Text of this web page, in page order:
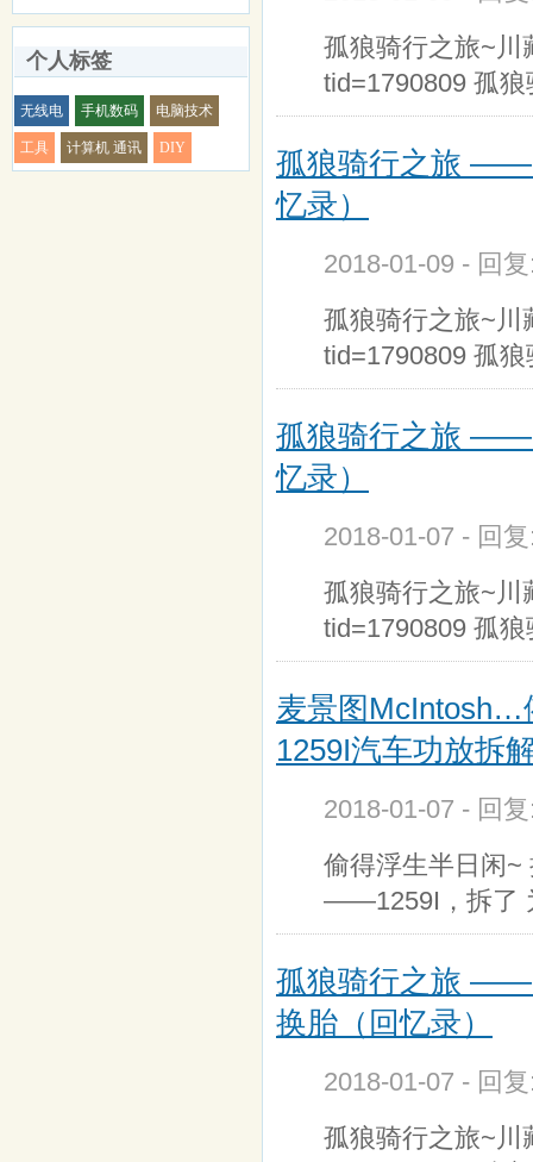
个人标签
无线电 手机数码 电脑技术
工具 计算机 通讯 DIY
孤狼骑行之旅~川
tid=1790809 孤
孤狼骑行之旅 ——
忆录）
2018-01-09 - 回
孤狼骑行之旅~川
tid=1790809 孤
孤狼骑行之旅 ——
忆录）
2018-01-07 - 回
孤狼骑行之旅~川
tid=1790809 孤
麦景图McIntosh…
1259I汽车功放拆
2018-01-07 - 回
偷得浮生半日闲~
——1259I，拆了
孤狼骑行之旅 ——
换胎（回忆录）
2018-01-07 - 回
孤狼骑行之旅~川